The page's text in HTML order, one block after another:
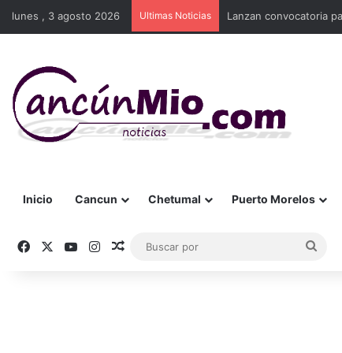
lunes , 3 agosto 2026 Ultimas Noticias Lanzan convocatoria
Inicio Cancun Chetumal Puerto Morelos
Facebook YouTubeInstagramPublicación al azar